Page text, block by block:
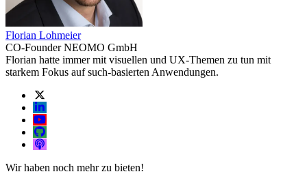
Florian Lohmeier
CO-Founder NEOMO GmbH
Florian hatte immer mit visuellen und UX-Themen zu tun mit
starkem Fokus auf such-basierten Anwendungen.
Wir haben noch mehr zu bieten!